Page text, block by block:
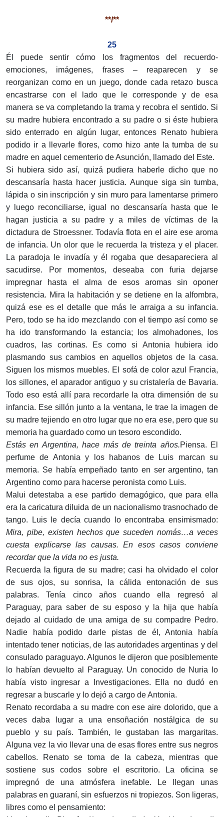
**/**
25
Él puede sentir cómo los fragmentos del recuerdo-
emociones, imágenes, frases – reaparecen y se
reorganizan como en un juego, donde cada retazo busca
encastrarse con el lado que le corresponde y de esa
manera se va completando la trama y recobra el sentido. Si
su madre hubiera encontrado a su padre o si éste hubiera
sido enterrado en algún lugar, entonces Renato hubiera
podido ir a llevarle flores, como hizo ante la tumba de su
madre en aquel cementerio de Asunción, llamado del Este.
Si hubiera sido así, quizá pudiera haberle dicho que no
descansaría hasta hacer justicia. Aunque siga sin tumba,
lápida o sin inscripción y sin muro para lamentarse primero
y luego reconciliarse, igual no descansaría hasta que le
hagan justicia a su padre y a miles de víctimas de la
dictadura de Stroessner. Todavía flota en el aire ese aroma
de infancia. Un olor que le recuerda la tristeza y el placer.
La paradoja le invadía y él rogaba que desapareciera al
sacudirse. Por momentos, deseaba con furia dejarse
impregnar hasta el alma de esos aromas sin oponer
resistencia. Mira la habitación y se detiene en la alfombra,
quizá ese es el detalle que más le arraiga a su infancia.
Pero, todo se ha ido mezclando con el tiempo así como se
ha ido transformando la estancia; los almohadones, los
cuadros, las cortinas. Es como si Antonia hubiera ido
plasmando sus cambios en aquellos objetos de la casa.
Siguen los mismos muebles. El sofá de color azul Francia,
los sillones, el aparador antiguo y su cristalería de Bavaria.
Todo eso está allí para recordarle la otra dimensión de su
infancia. Ese sillón junto a la ventana, le trae la imagen de
su madre tejiendo en otro lugar que no era ese, pero que su
memoria ha guardado como un tesoro escondido.
Estás en Argentina, hace más de treinta años.Piensa. El
perfume de Antonia y los habanos de Luis marcan su
memoria. Se había empeñado tanto en ser argentino, tan
Argentino como para hacerse peronista como Luis.
Malui detestaba a ese partido demagógico, que para ella
era la caricatura diluida de un nacionalismo trasnochado de
tango. Luis le decía cuando lo encontraba ensimismado:
Mira, pibe, existen hechos que suceden nomás…a veces
cuesta explicarse las causas. En esos casos conviene
recordar que la vida no es justa.
Recuerda la figura de su madre; casi ha olvidado el color
de sus ojos, su sonrisa, la cálida entonación de sus
palabras. Tenía cinco años cuando ella regresó al
Paraguay, para saber de su esposo y la hija que había
dejado al cuidado de una amiga de su compadre Pedro.
Nadie había podido darle pistas de él, Antonia había
intentado tener noticias, de las autoridades argentinas y del
consulado paraguayo. Algunos le dijeron que posiblemente
lo habían devuelto al Paraguay. Un conocido de Nuria lo
había visto ingresar a Investigaciones. Ella no dudó en
regresar a buscarle y lo dejó a cargo de Antonia.
Renato recordaba a su madre con ese aire dolorido, que a
veces daba lugar a una ensoñación nostálgica de su
pueblo y su país. También, le gustaban las margaritas.
Alguna vez la vio llevar una de esas flores entre sus negros
cabellos. Renato se toma de la cabeza, mientras que
sostiene sus codos sobre el escritorio. La oficina se
impregnó de una atmósfera inefable. Le llegan unas
palabras en guaraní, sin esfuerzos ni tropiezos. Son ligeras,
libres como el pensamiento: